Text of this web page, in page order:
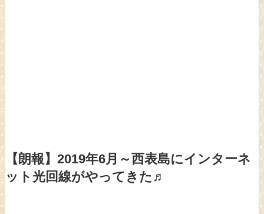
【朗報】2019年6月～西表島にインターネ
ット光回線がやってきた♬